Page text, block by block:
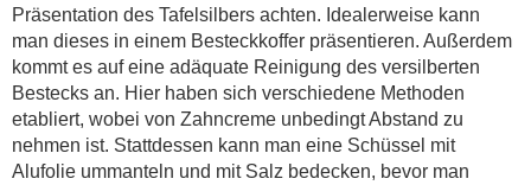
Präsentation des Tafelsilbers achten. Idealerweise kann
man dieses in einem Besteckkoffer präsentieren. Außerdem
kommt es auf eine adäquate Reinigung des versilberten
Bestecks an. Hier haben sich verschiedene Methoden
etabliert, wobei von Zahncreme unbedingt Abstand zu
nehmen ist. Stattdessen kann man eine Schüssel mit
Alufolie ummanteln und mit Salz bedecken, bevor man